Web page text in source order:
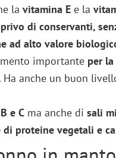
la vitamina Ee la
privo di conservanti,
ad alto valore
importanteper la
Ha anche un buon
e Cma anche di sali
di proteine vegetali e